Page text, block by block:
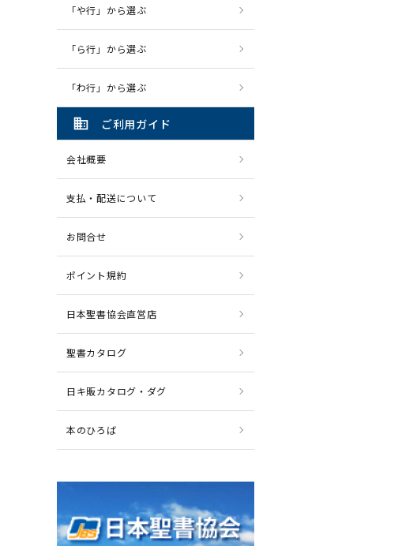
「や行」から選ぶ
「ら行」から選ぶ
「わ行」から選ぶ
domain ご利用ガイド
会社概要
支払・配送について
お問合せ
ポイント規約
日本聖書協会直営店
聖書カタログ
日キ販カタログ・ダグ
本のひろば